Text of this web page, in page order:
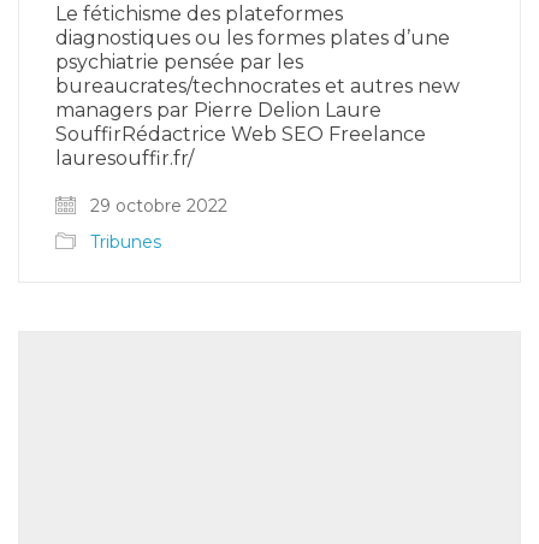
Le fétichisme des plateformes
diagnostiques ou les formes plates d’une
psychiatrie pensée par les
bureaucrates/technocrates et autres new
managers par Pierre Delion Laure
SouffirRédactrice Web SEO Freelance
lauresouffir.fr/
29 octobre 2022
Tribunes